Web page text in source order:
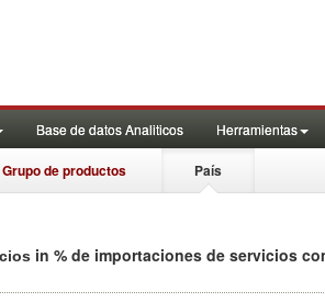
Base de datos Analiticos Herramientas
Grupo de productos País
in % de importaciones de servicios